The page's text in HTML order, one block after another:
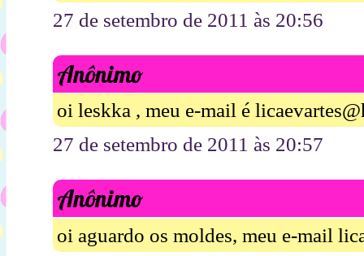
27 de setembro de 2011 às 20:56
Anônimo
oi leskka , meu e-mail é
27 de setembro de 2011 às 20:57
Anônimo
oi aguardo os moldes, meu e-mail